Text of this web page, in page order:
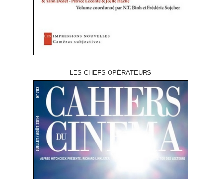
LES CHEFS-OPÉRATEURS